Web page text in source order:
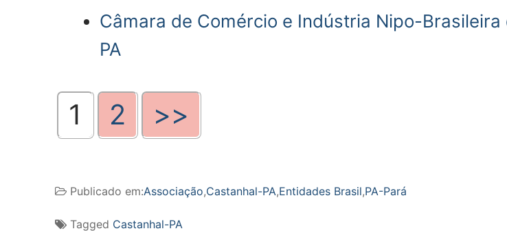
Câmara de Comércio e Indústria Nipo-
PA
1 2 >>
Publicado em:Associação,Castanhal-PA,Entidades Brasil,PA-Pará
Tagged Castanhal-PA